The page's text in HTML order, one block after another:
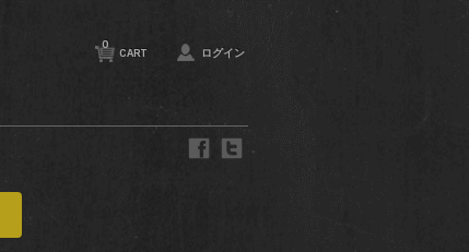
CART
0
ログイン